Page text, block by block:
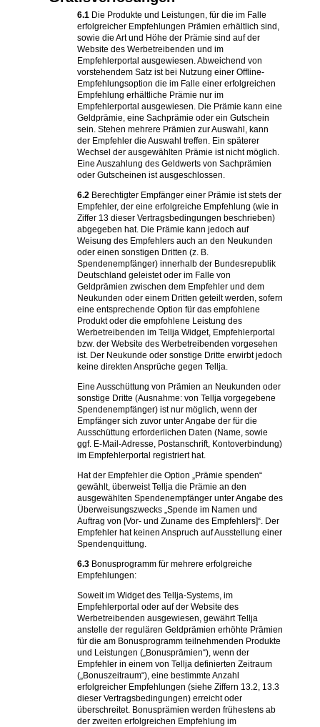
6.1 Die Produkte und Leistungen, für die im Falle
erfolgreicher Empfehlungen Prämien erhältlich sind,
sowie die Art und Höhe der Prämie sind auf der
Website des Werbetreibenden und im
Empfehlerportal ausgewiesen. Abweichend von
vorstehendem Satz ist bei Nutzung einer Offline-
Empfehlungsoption die im Falle einer erfolgreichen
Empfehlung erhältliche Prämie nur im
Empfehlerportal ausgewiesen. Die Prämie kann eine
Geldprämie, eine Sachprämie oder ein Gutschein
sein. Stehen mehrere Prämien zur Auswahl, kann
der Empfehler die Auswahl treffen. Ein späterer
Wechsel der ausgewählten Prämie ist nicht möglich.
Eine Auszahlung des Geldwerts von Sachprämien
oder Gutscheinen ist ausgeschlossen.
6.2 Berechtigter Empfänger einer Prämie ist stets der
Empfehler, der eine erfolgreiche Empfehlung (wie in
Ziffer 13 dieser Vertragsbedingungen beschrieben)
abgegeben hat. Die Prämie kann jedoch auf
Weisung des Empfehlers auch an den Neukunden
oder einen sonstigen Dritten (z. B.
Spendenempfänger) innerhalb der Bundesrepublik
Deutschland geleistet oder im Falle von
Geldprämien zwischen dem Empfehler und dem
Neukunden oder einem Dritten geteilt werden, sofern
eine entsprechende Option für das empfohlene
Produkt oder die empfohlene Leistung des
Werbetreibenden im Tellja Widget, Empfehlerportal
bzw. der Website des Werbetreibenden vorgesehen
ist. Der Neukunde oder sonstige Dritte erwirbt jedoch
keine direkten Ansprüche gegen Tellja.
Eine Ausschüttung von Prämien an Neukunden oder
sonstige Dritte (Ausnahme: von Tellja vorgegebene
Spendenempfänger) ist nur möglich, wenn der
Empfänger sich zuvor unter Angabe der für die
Ausschüttung erforderlichen Daten (Name, sowie
ggf. E-Mail-Adresse, Postanschrift, Kontoverbindung)
im Empfehlerportal registriert hat.
Hat der Empfehler die Option „Prämie spenden“
gewählt, überweist Tellja die Prämie an den
ausgewählten Spendenempfänger unter Angabe des
Überweisungszwecks „Spende im Namen und
Auftrag von [Vor- und Zuname des Empfehlers]“. Der
Empfehler hat keinen Anspruch auf Ausstellung einer
Spendenquittung.
6.3 Bonusprogramm für mehrere erfolgreiche
Empfehlungen:
Soweit im Widget des Tellja-Systems, im
Empfehlerportal oder auf der Website des
Werbetreibenden ausgewiesen, gewährt Tellja
anstelle der regulären Geldprämien erhöhte Prämien
für die am Bonusprogramm teilnehmenden Produkte
und Leistungen („Bonusprämien“), wenn der
Empfehler in einem von Tellja definierten Zeitraum
(„Bonuszeitraum“), eine bestimmte Anzahl
erfolgreicher Empfehlungen (siehe Ziffern 13.2, 13.3
dieser Vertragsbedingungen) erreicht oder
überschreitet. Bonusprämien werden frühestens ab
der zweiten erfolgreichen Empfehlung im